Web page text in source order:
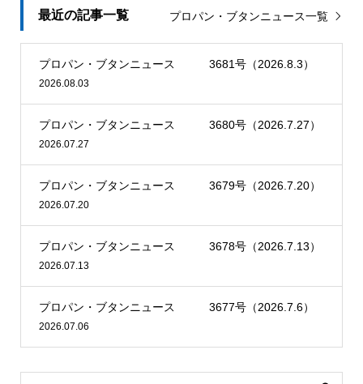
も体験した ㊦炊飯中に防災クイズを展開した
ミライフ西日本（本社・大阪市、中川進弘社長）は11月
20日、阿弥陀おかげ村子ども食堂が高砂市の阿弥陀公民館
が参加した。同社は昨年12月から社員有志が同食堂にボラ
今回は同社の５人とリンナイ、兵庫県立大学の学生団体が
参加した。リンナイ兵庫支店姫路営業所（井澤知徳所長）
の協力を得てビルトインこんろ、テーブルこんろ各１台を
配し、炊飯体験では停電時でも稼働するガスこんろの炊飯
機能で簡単においしいご飯ができることを紹介した。用意
パーティ全国協議会の一反プロジェクトに参画し埼玉県熊
谷市で収穫したもの。参加者は炊き上がった白米と好きな
の「キュキュット」ギフト、10万円以上で阿藻珍味の尾道
をプレゼントする。
㊤坂本唐市博社長、境野春彦氏 ㊦松山正一氏、石井浩一郎氏
三愛オブリガス九州（本社・福岡市、坂本唐市博社長）は
11月16日、福岡市のホテルオークラ福岡で「オブリ切替
対策セミナー２０２２」を開いた。集合型のセミナーは３
年ぶり。特約店など１００人が参加した。
坂本社長は開会あいさつで「既存顧客の囲い込みや透明性
のある料金、自社の強みを生かした独自サービスなどさま
ざまな取り組みを特約店の皆さまとともに考えてきた。コ
予約調整の画面イメージ
プションサービス「ｆｏｎｆ
ーとして訴求する。ガス開栓
結できる。
る。顧客はＦｕｎＦｕｓｉｏｎが用意する専用ページに接
続し、回答フォームに希望の日程や時間帯を入力する。Ｌ
Ｐガス事業者は顧客からの回答を基に日程を調整し、どう
しても都合が合わない場合はＳＭＳを再送して他の候補日
の提示を依頼できる。回答はＣＳＶで出力できるため、基
能。記録として残るので、間違いも起こりにくい。
と従来型キャップシール㊦
ールを、従来のプラスチック
ラスチック製に順次切り替え
る。卵殻に家電リサイクルプ
油由来のプラスチック製に比
べＣＯ２排出量を36％、プラ
検討する。
最近の記事一覧 プロパン・ブタンニュース一覧
プロパン・ブタンニュース 3681号（2026.8.3）
2026.08.03
プロパン・ブタンニュース 3680号（2026.7.27）
2026.07.27
プロパン・ブタンニュース 3679号（2026.7.20）
2026.07.20
プロパン・ブタンニュース 3678号（2026.7.13）
2026.07.13
プロパン・ブタンニュース 3677号（2026.7.6）
2026.07.06